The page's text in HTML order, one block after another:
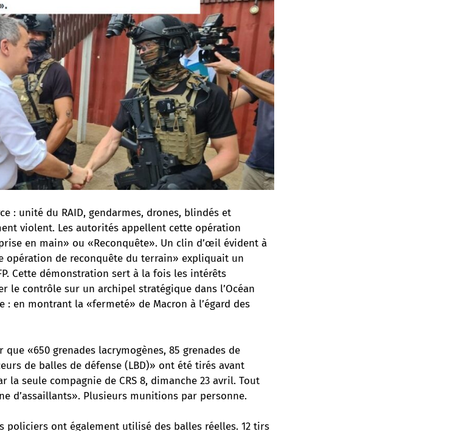
: unité du RAID, gendarmes, drones, blindés et
violent. Les autorités appellent cette opération
en main» ou «Reconquête». Un clin d’œil évident à
opération de reconquête du terrain» expliquait un
Cette démonstration sert à la fois les intérêts
le contrôle sur un archipel stratégique dans l’Océan
en montrant la «fermeté» de Macron à l’égard des
que «650 grenades lacrymogènes, 85 grenades de
de balles de défense (LBD)» ont été tirés avant
la seule compagnie de CRS 8, dimanche 23 avril. Tout
d’assaillants». Plusieurs munitions par personne.
policiers ont également utilisé des balles réelles. 12 tirs